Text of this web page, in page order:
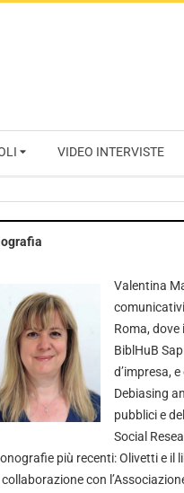
VIDEO INTERVISTE
Valentina
Roma,
BiblHuB
d’impresa,
Debiasing
pubblici e
Social
più recenti: Olivetti e il
collaborazione con